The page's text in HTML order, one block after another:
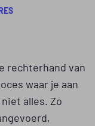
rechterhand van
waar je aan
alles. Zo